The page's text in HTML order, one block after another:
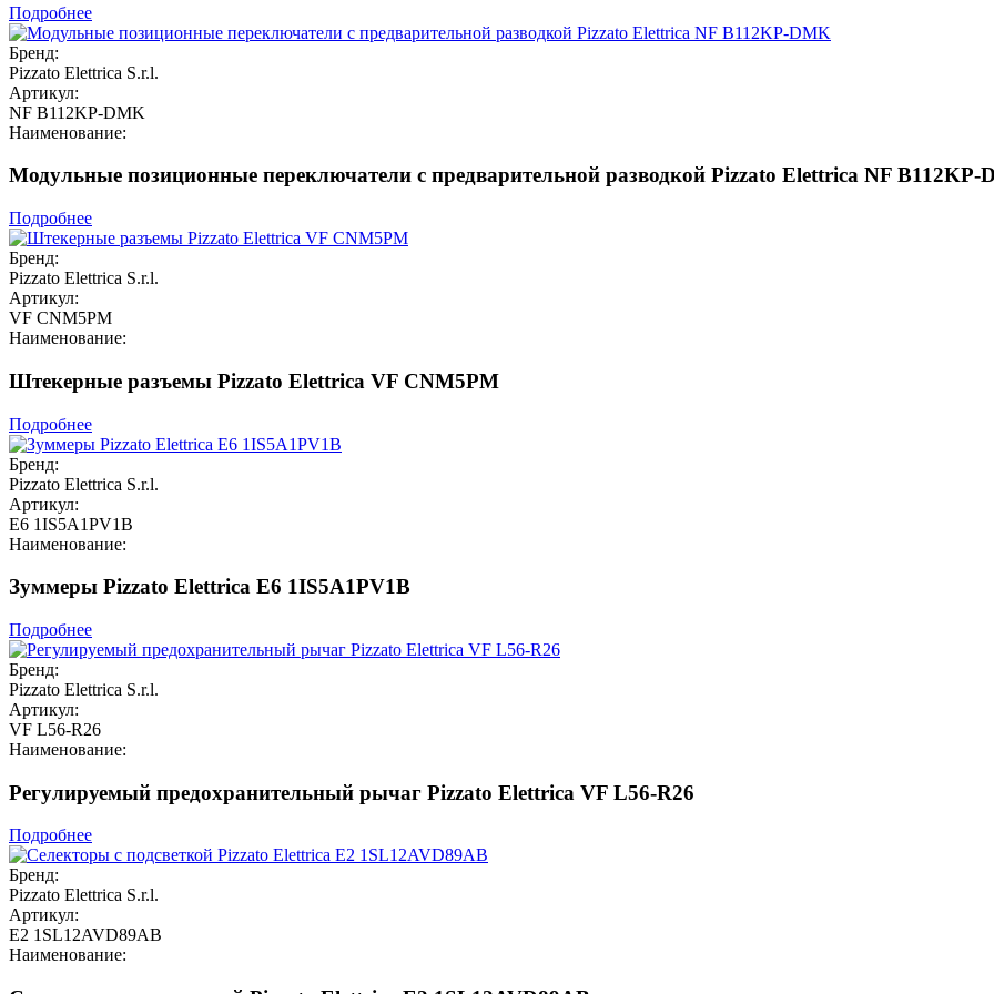
Подробнее
Бренд:
Pizzato Elettrica S.r.l.
Артикул:
NF B112KP-DMK
Наименование:
Модульные позиционные переключатели с предварительной разводкой Pizzato Elettrica NF B112KP-
Подробнее
Бренд:
Pizzato Elettrica S.r.l.
Артикул:
VF CNM5PM
Наименование:
Штекерные разъемы Pizzato Elettrica VF CNM5PM
Подробнее
Бренд:
Pizzato Elettrica S.r.l.
Артикул:
E6 1IS5A1PV1B
Наименование:
Зуммеры Pizzato Elettrica E6 1IS5A1PV1B
Подробнее
Бренд:
Pizzato Elettrica S.r.l.
Артикул:
VF L56-R26
Наименование:
Регулируемый предохранительный рычаг Pizzato Elettrica VF L56-R26
Подробнее
Бренд:
Pizzato Elettrica S.r.l.
Артикул:
E2 1SL12AVD89AB
Наименование: